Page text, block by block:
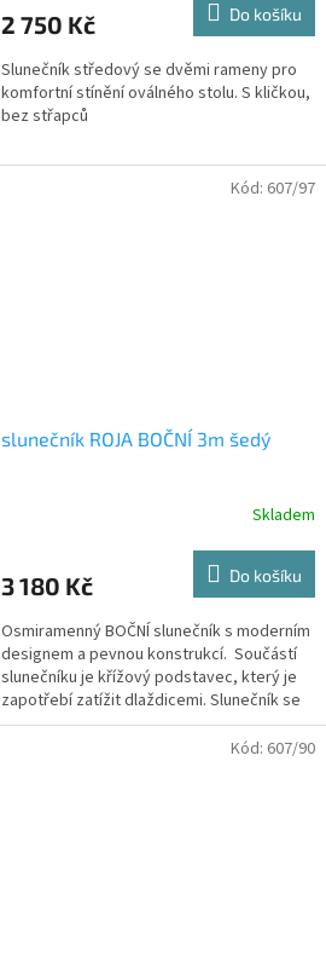
2 750 Kč Do košíku
Slunečník středový se dvěmi rameny pro
komfortní stínění oválného stolu. S kličkou,
bez střapců
slunečník ROJA BOČNÍ 3m šedý
Skladem
3 180 Kč Do košíku
Osmiramenný BOČNÍ slunečník s moderním
designem a pevnou konstrukcí. Součástí
slunečníku je křížový podstavec, který je
zapotřebí zatížit dlaždicemi. Slunečník se
otevírá...
Kód: 607/97
Kód: 607/90